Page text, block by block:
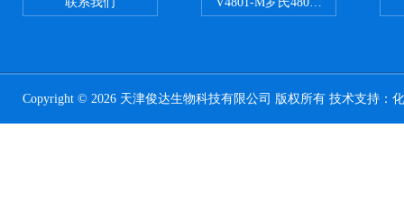
Copyright © 2026 天津俊达生物科技有限公司 版权所有 技术支持：